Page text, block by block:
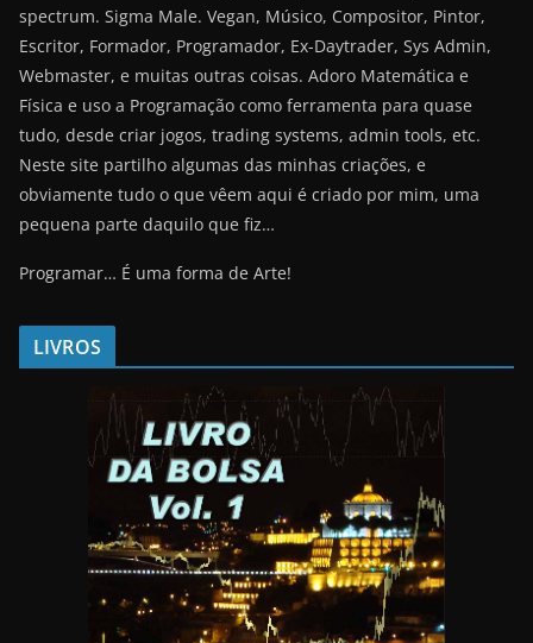
spectrum. Sigma Male. Vegan, Músico, Compositor, Pintor,
Escritor, Formador, Programador, Ex-Daytrader, Sys Admin,
Webmaster, e muitas outras coisas. Adoro Matemática e
Física e uso a Programação como ferramenta para quase
tudo, desde criar jogos, trading systems, admin tools, etc.
Neste site partilho algumas das minhas criações, e
obviamente tudo o que vêem aqui é criado por mim, uma
pequena parte daquilo que fiz…
Programar… É uma forma de Arte!
LIVROS